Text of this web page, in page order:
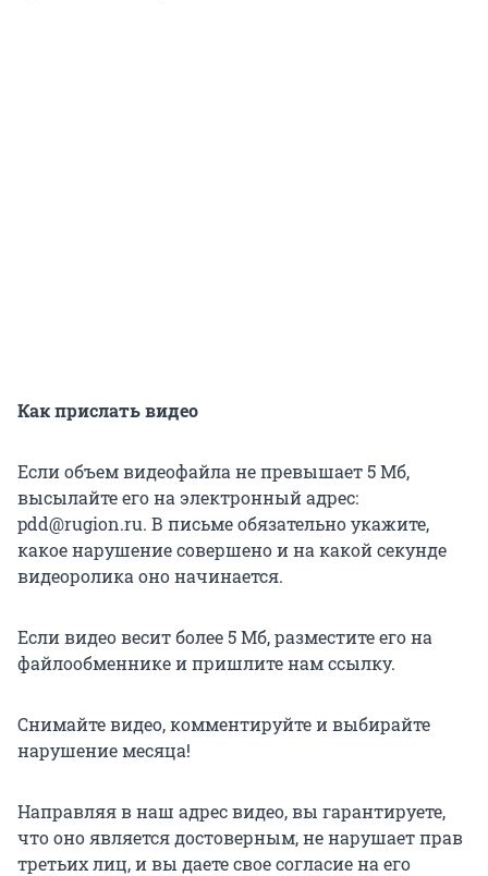
Как прислать видео
Если объем видеофайла не превышает 5 Мб,
высылайте его на электронный адрес:
pdd@rugion.ru. В письме обязательно укажите,
какое нарушение совершено и на какой секунде
видеоролика оно начинается.
Если видео весит более 5 Мб, разместите его на
файлообменнике и пришлите нам ссылку.
Снимайте видео, комментируйте и выбирайте
нарушение месяца!
Направляя в наш адрес видео, вы гарантируете,
что оно является достоверным, не нарушает прав
третьих лиц, и вы даете свое согласие на его